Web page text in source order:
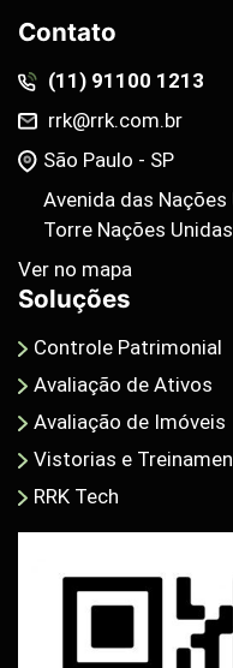
Contato
(11) 91100 1213
rrk@rrk.com.br
São Paulo - SP
Avenida das
Torre Nações
Ver no mapa
Soluções
Controle Patrimonial
Avaliação de Ativos
Avaliação de Imóveis
Vistorias e
RRK Tech